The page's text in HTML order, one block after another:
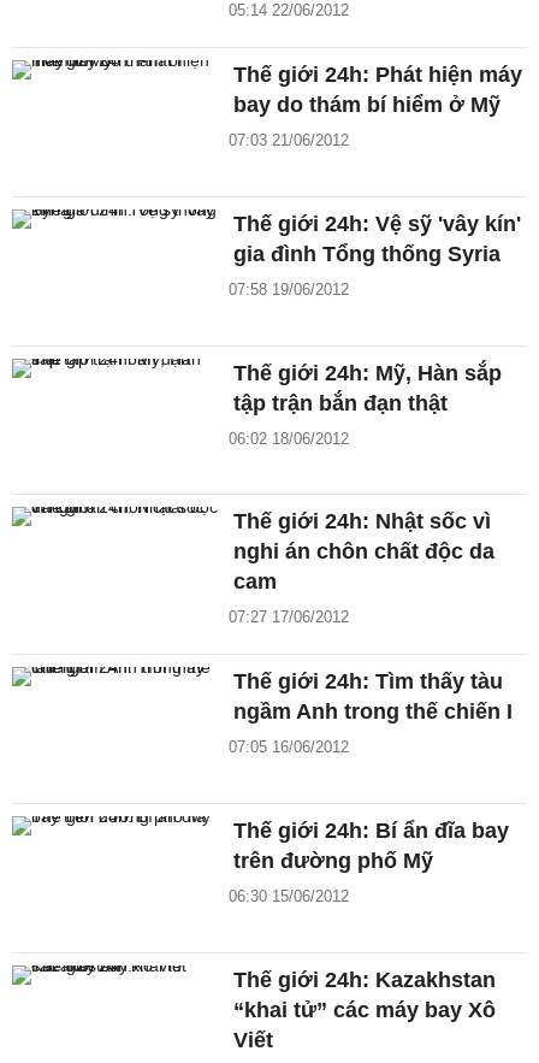
05:14 22/06/2012
Thế giới 24h: Phát hiện máy
bay do thám bí hiểm ở Mỹ
07:03 21/06/2012
Thế giới 24h: Vệ sỹ 'vây kín'
gia đình Tổng thống Syria
07:58 19/06/2012
Thế giới 24h: Mỹ, Hàn sắp
tập trận bắn đạn thật
06:02 18/06/2012
Thế giới 24h: Nhật sốc vì
nghi án chôn chất độc da
cam
07:27 17/06/2012
Thế giới 24h: Tìm thấy tàu
ngầm Anh trong thế chiến I
07:05 16/06/2012
Thế giới 24h: Bí ẩn đĩa bay
trên đường phố Mỹ
06:30 15/06/2012
Thế giới 24h: Kazakhstan
“khai tử” các máy bay Xô
Viết